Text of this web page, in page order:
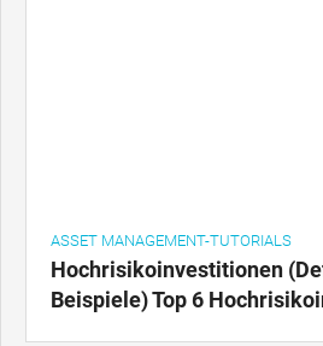
ASSET MANAGEMENT-TUTORIALS
Hochrisikoinvestitionen
Beispiele) Top 6